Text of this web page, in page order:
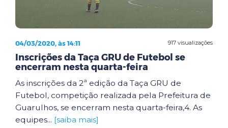
917 visualizações
04/03/2020, às 14:11
Inscrições da Taça GRU de Futebol se
encerram nesta quarta-feira
As inscrições da 2ª edição da Taça GRU de
Futebol, competição realizada pela Prefeitura de
Guarulhos, se encerram nesta quarta-feira,4. As
equipes... [saiba mais]